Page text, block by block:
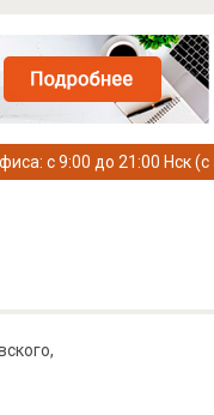
с 9:00 до 21:00 Нск